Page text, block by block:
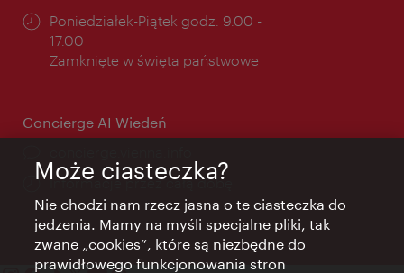
Godziny
otwarcia:
Poniedziałek-Piątek godz. 9.00 -
17.00
Zamknięte w święta państwowe
Concierge AI Wiedeń
Informacje przez całą dobę
Może ciasteczka?
Nie chodzi nam rzecz jasna o te ciasteczka do
jedzenia. Mamy na myśli specjalne pliki, tak
zwane „cookies”, które są niezbędne do
prawidłowego funkcjonowania stron